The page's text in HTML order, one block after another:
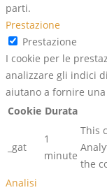
parti.
Prestazione
Prestazione
I cookie per le
analizzare gli indici
aiutano a fornire
Cookie Durata
_gat
1
minute
This
the
Analisi